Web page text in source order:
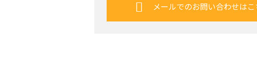
メールでのお問い合わせはこ